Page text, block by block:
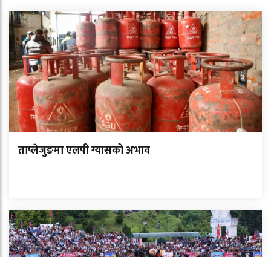
ताप्लेजुङमा एलपी ग्यासको अभाव